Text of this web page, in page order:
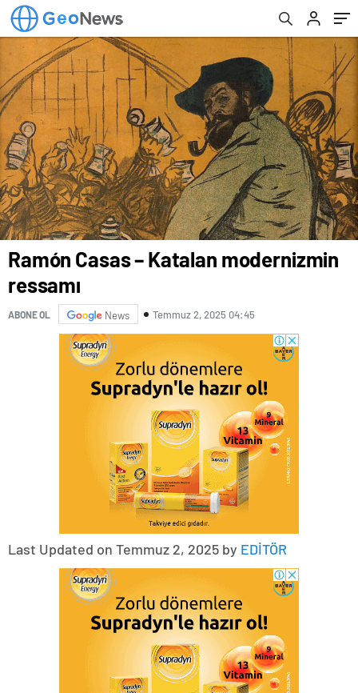
Ramón Casas – Katalan modernizmin
ressamı
ABONE OL News Temmuz 2, 2025 04:45
Last Updated on Temmuz 2, 2025 by EDİTÖR